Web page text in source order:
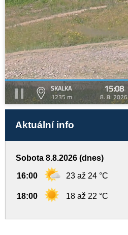
SKALKA
1235 m
15:08
8. 8. 2026
Aktuální info
Sobota 8.8.2026 (dnes)
16:00 23 až 24 °C
18:00 18 až 22 °C